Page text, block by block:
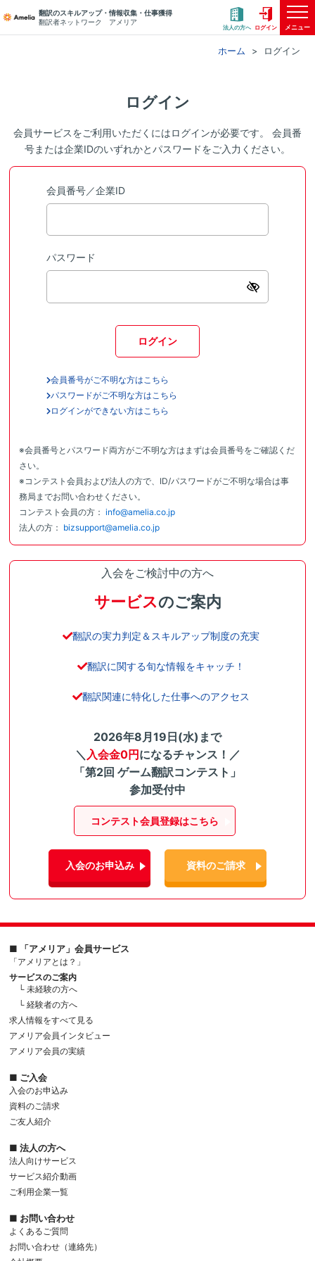
翻訳のスキルアップ・情報収集・仕事獲得
翻訳者ネットワーク アメリア
法人の方へ ログイン メニュー
ホーム ログイン
ログイン
会員サービスをご利用いただくにはログインが必要です。 会員番
号または企業IDのいずれかとパスワードをご入力ください。
会員番号／企業ID
パスワード
ログイン
会員番号がご不明な方はこちら
パスワードがご不明な方はこちら
ログインができない方はこちら
※会員番号とパスワード両方がご不明な方はまずは会員番号をご確認くだ
さい。
※コンテスト会員および法人の方で、ID/パスワードがご不明な場合は事
務局までお問い合わせください。
コンテスト会員の方： info@amelia.co.jp
法人の方： bizsupport@amelia.co.jp
入会をご検討中の方へ
サービスのご案内
翻訳の実力判定＆スキルアップ制度の充実
翻訳に関する旬な情報をキャッチ！
翻訳関連に特化した仕事へのアクセス
2026年8月19日(水)まで
＼ 入会金0円になるチャンス！／
「第2回 ゲーム翻訳コンテスト」
参加受付中
コンテスト会員登録はこちら
入会のお申込み 資料のご請求
■ 「アメリア」会員サービス
「アメリアとは？」
サービスのご案内
└ 未経験の方へ
└ 経験者の方へ
求人情報をすべて見る
アメリア会員インタビュー
アメリア会員の実績
■ ご入会
入会のお申込み
資料のご請求
ご友人紹介
■ 法人の方へ
法人向けサービス
サービス紹介動画
ご利用企業一覧
■ お問い合わせ
よくあるご質問
お問い合わせ（連絡先）